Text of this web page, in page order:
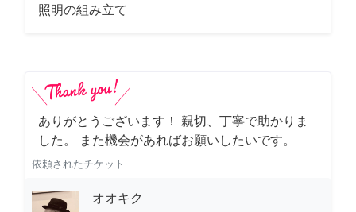
照明の組み立て
ありがとうございます！ 親切、丁寧で助かりま
した。 また機会があればお願いしたいです。
依頼されたチケット
オオキク